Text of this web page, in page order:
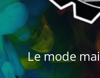
Le mode